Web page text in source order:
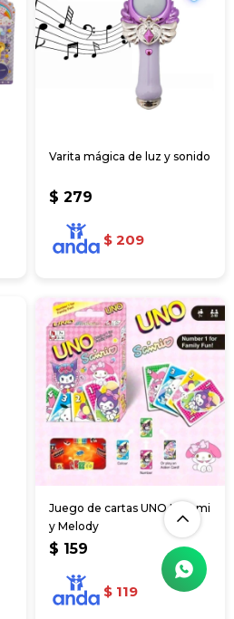
Varita mágica de luz y sonido
$ 279
$ 209
Juego de cartas UNO Kuromi
y Melody
$ 159
$ 119